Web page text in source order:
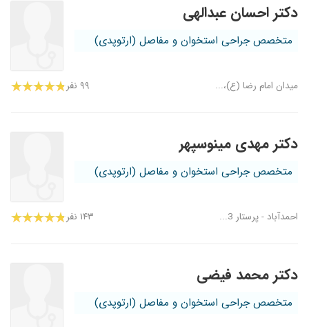
دکتر احسان عبدالهی
متخصص جراحی استخوان و مفاصل (ارتوپدی)
میدان امام رضا (ع)،... ۹۹ نفر
دکتر مهدی مینوسپهر
متخصص جراحی استخوان و مفاصل (ارتوپدی)
احمدآباد - پرستار 3... ۱۴۳ نفر
دکتر محمد فیضی
متخصص جراحی استخوان و مفاصل (ارتوپدی)